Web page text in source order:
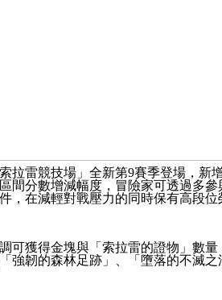
拉雷競技場」全新第9賽季登場，新
間分數增減幅度，冒險家可透過多
，在減輕對戰壓力的同時保有高段位
可獲得金塊與「索拉雷的證物」數
強韌的森林足跡」、「墮落的不滅